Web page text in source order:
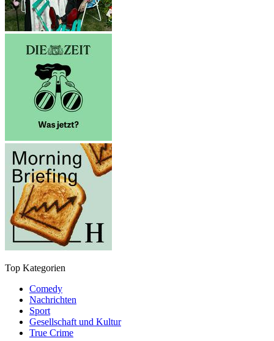
Top Kategorien
Comedy
Nachrichten
Sport
Gesellschaft und Kultur
True Crime